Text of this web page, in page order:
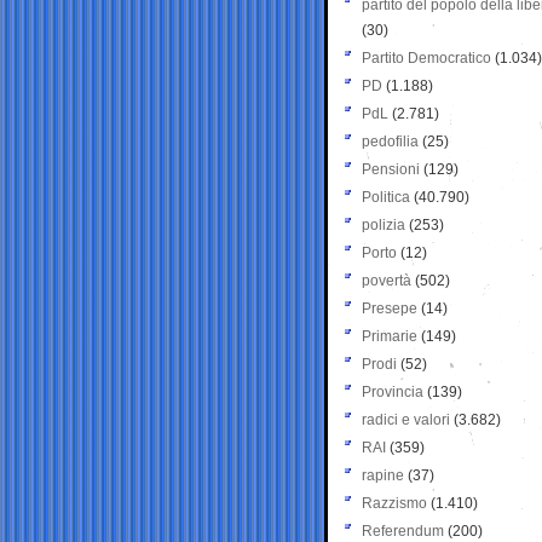
partito del popolo della
(30)
Partito Democratico (1.034)
PD (1.188)
PdL (2.781)
pedofilia (25)
Pensioni (129)
Politica (40.790)
polizia (253)
Porto (12)
povertà (502)
Presepe (14)
Primarie (149)
Prodi (52)
Provincia (139)
radici e valori (3.682)
RAI (359)
rapine (37)
Razzismo (1.410)
Referendum (200)